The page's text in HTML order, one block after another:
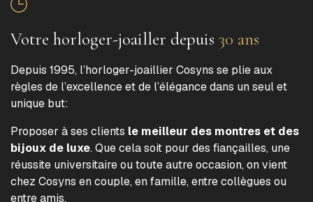
Votre horloger-joailler depuis 30 ans
Depuis 1995, l’horloger-joaillier Cosyns se plie aux
règles de l’excellence et de l’élégance dans un seul et
unique but:
Proposer à ses clients le meilleur des montres et des
bijoux de luxe. Que cela soit pour des fiançailles, une
réussite universitaire ou toute autre occasion, on vient
chez Cosyns en couple, en famille, entre collègues ou
entre amis.